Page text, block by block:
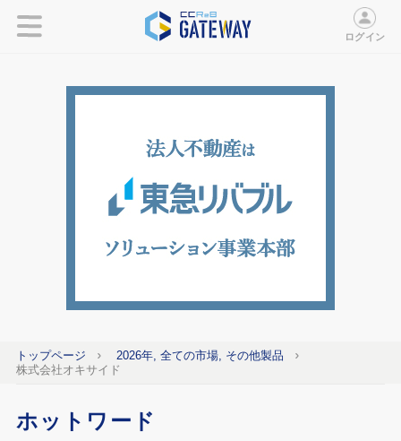
ログイン
トップページ
2026年, 全ての市場, その他製品
株式会社オキサイド
ホットワード